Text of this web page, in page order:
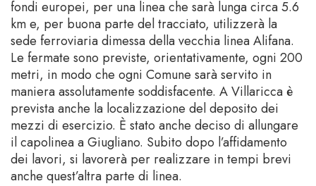
fondi europei, per una linea che sarà lunga circa 5.6
km e, per buona parte del tracciato, utilizzerà la
sede ferroviaria dimessa della vecchia linea Alifana.
Le fermate sono previste, orientativamente, ogni 200
metri, in modo che ogni Comune sarà servito in
maniera assolutamente soddisfacente. A Villaricca è
prevista anche la localizzazione del deposito dei
mezzi di esercizio. È stato anche deciso di allungare
il capolinea a Giugliano. Subito dopo l’affidamento
dei lavori, si lavorerà per realizzare in tempi brevi
anche quest’altra parte di linea.